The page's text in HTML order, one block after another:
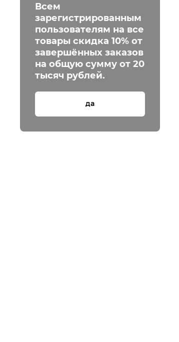
Всем
зарегистрированным
пользователям на все
товары скидка 10% от
завершённых заказов
на общую сумму от 20
тысяч рублей.
да